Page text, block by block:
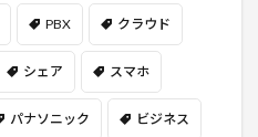
PBX クラウド
シェア スマホ
パナソニック ビジネス